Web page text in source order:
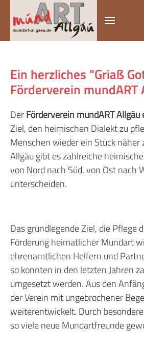
Ein herzliches "Griaß
Förderverein mundART
DerFörderverein mundART Allgäu
Ziel, den heimischen Dialekt zu
Menschen wieder ein Stück näher
Allgäu gibt es zahlreiche
von Nord nach Süd, von Ost nach
unterscheiden.
Das grundlegende Ziel, die Pflege
Förderung heimatlicher Mundart
ehrenamtlichen Helfern und
so konnten in den letzten Jahren
umgesetzt werden. Aus den
der Verein mit ungebrochener
weiterentwickelt. Durch
so viele neue Mundartfreunde